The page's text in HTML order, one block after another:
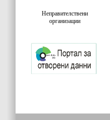
Неправителствени
организации